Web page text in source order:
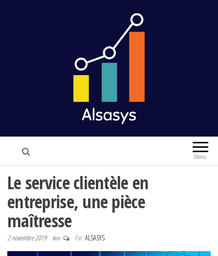
Alsasys Finance & Marketing
Menu
Le service clientèle en
entreprise, une pièce
maîtresse
2 novembre 2019 Non Par ALSASYS